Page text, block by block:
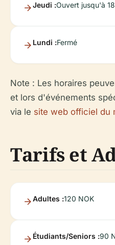
Jeudi :Ouvert jusqu'à
Lundi :Fermé
Note : Les horaires
et lors d'événements
via le site web officiel du
Tarifs et
Adultes :120 NOK
Étudiants/Seniors :90